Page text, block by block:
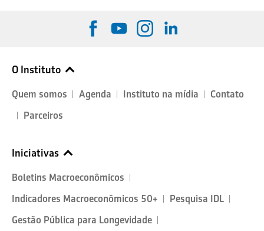
O Instituto
Quem somos Agenda Instituto na mídia
Contato
Parceiros
Iniciativas
Boletins Macroeconômicos
Indicadores Macroeconômicos 50+
Pesquisa IDL
Gestão Pública para Longevidade